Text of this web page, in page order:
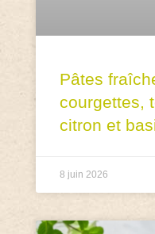
Pâtes
courgettes,
citron et
8 juin 2026